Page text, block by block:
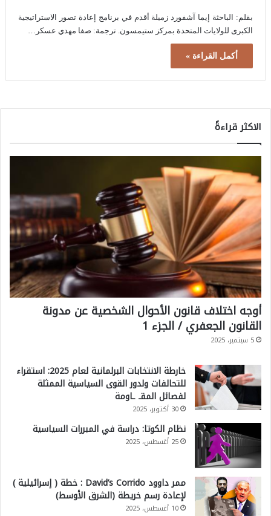
بقلم: الباحثة إيما آشفورد زميلة أقدم في برنامج إعادة تصور الاستراتيجية
الكبرى للولايات المتحدة بمركز ستيمسون. ترجمة: صفا مهدي عسكر…
أكمل القراءة »
الاكثر قراءةً
أوجه اختلاف قانون الأحوال الشخصية عن مدونة
القانون الجعفري / الجزء 1
5 سبتمبر، 2025
خارطة الانتخابات البرلمانية لعام 2025: استقراء
للتحالفات ولدور القوى السياسية الممثلة
لفصائل المقـ ـاومة
30 أكتوبر، 2025
نظام الكوتا: دراسة في المبررات السياسية
25 أغسطس، 2025
ممر داوود David’s Corrido : خطة ( إسرائيلية )
لإعادة رسم خريطة (الشرق الأوسط)
10 أغسطس، 2025